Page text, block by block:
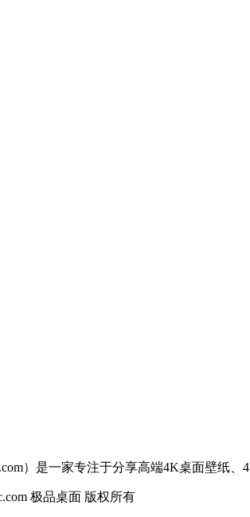
）是一家专注于分享高端4K桌面壁纸、
极品桌面 版权所有